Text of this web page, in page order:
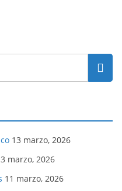
13 marzo, 2026
marzo, 2026
11 marzo, 2026